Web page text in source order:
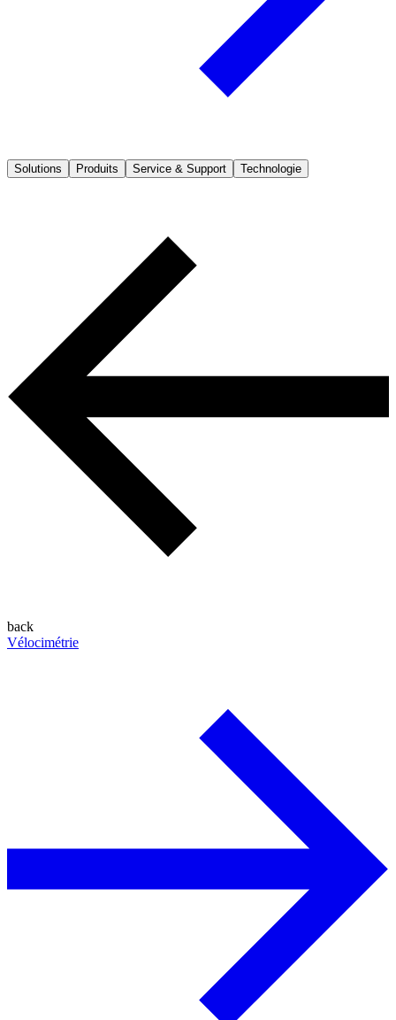
Solutions Produits Service & Support Technologie
back
Vélocimétrie